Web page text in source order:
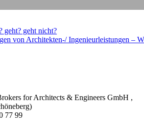
geht? geht nicht?
Architekten-/ Ingenieurleistungen –
for Architects & Engineers GmbH ,
77 99